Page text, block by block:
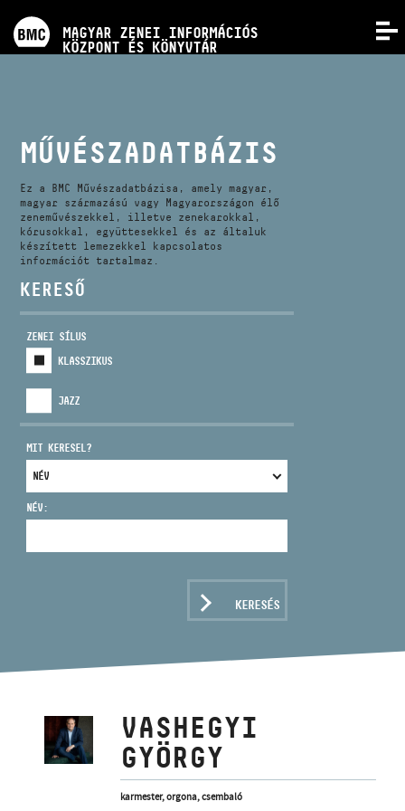
MAGYAR ZENEI INFORMÁCIÓS
KÖZPONT ÉS KÖNYVTÁR
KÉPZÉSEK
KIADVÁNYOK
RÓLUNK
KAPCSOLAT
VIDEÓ GALÉRIA
NYITVA TARTÁS
MŰVÉSZADATBÁZIS
Ez a BMC Művészadatbázisa, amely magyar,
magyar származású vagy Magyarországon élő
zeneművészekkel, illetve zenekarokkal,
kórusokkal, együttesekkel és az általuk
készített lemezekkel kapcsolatos
információt tartalmaz.
KERESŐ
ZENEI SÍLUS
KLASSZIKUS
JAZZ
MIT KERESEL?
NÉV:
KERESÉS
VASHEGYI
GYÖRGY
karmester, orgona, csembaló